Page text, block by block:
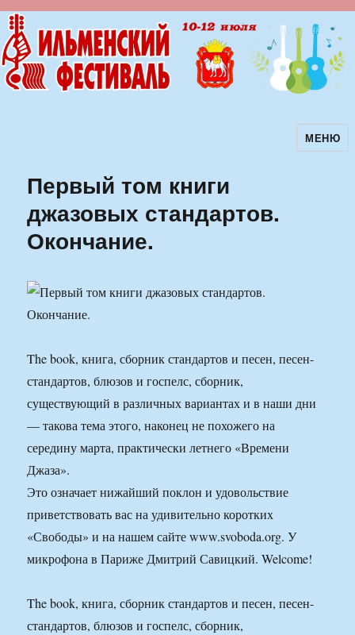
Ильменский фестиваль авторскойМЕНЮ
Первый том книги
джазовых стандартов.
Окончание.
The book, книга, сборник стандартов и песен, песен-
стандартов, блюзов и госпелс, сборник,
существующий в различных вариантах и в наши дни
— такова тема этого, наконец не похожего на
середину марта, практически летнего «Времени
Джаза».
Это означает нижайший поклон и удовольствие
приветствовать вас на удивительно коротких
«Свободы» и на нашем сайте www.svoboda.org. У
микрофона в Париже Дмитрий Савицкий. Welcome!
The book, книга, сборник стандартов и песен, песен-
стандартов, блюзов и госпелс, сборник,